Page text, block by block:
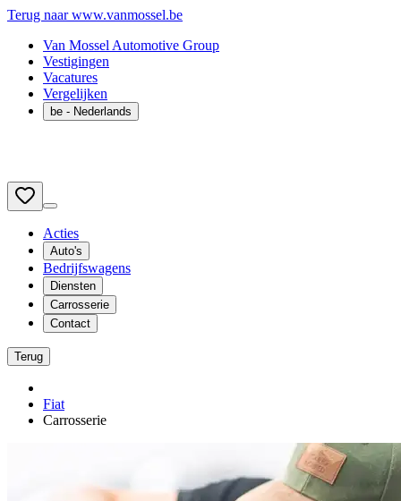
Terug naar www.vanmossel.be
Van Mossel Automotive Group
Vestigingen
Vacatures
Vergelijken
be - Nederlands
Acties
Auto's
Bedrijfswagens
Diensten
Carrosserie
Contact
Terug
Fiat
Carrosserie